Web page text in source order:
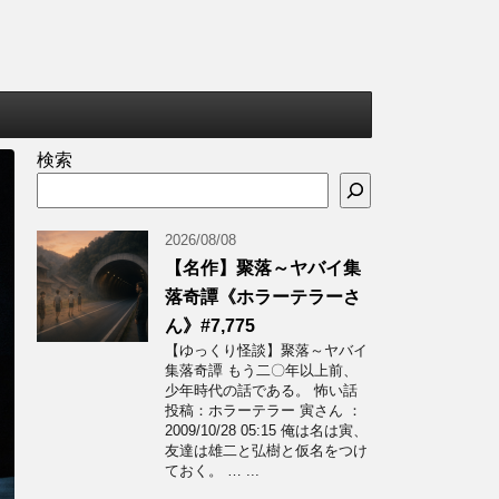
検索
2026/08/08
【名作】聚落～ヤバイ集
落奇譚《ホラーテラーさ
ん》#7,775
【ゆっくり怪談】聚落～ヤバイ
集落奇譚 もう二〇年以上前、
少年時代の話である。 怖い話
投稿：ホラーテラー 寅さん ：
2009/10/28 05:15 俺は名は寅、
友達は雄二と弘樹と仮名をつけ
ておく。 … ...